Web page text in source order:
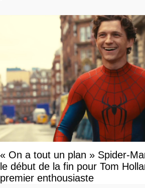
« On a tout un plan » Spider-
le début de la fin pour Tom
premier enthousiaste